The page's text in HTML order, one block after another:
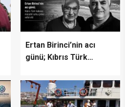
Ertan Birinci’nin acı
günü; Kıbrıs Türk
çınarı vefat etti